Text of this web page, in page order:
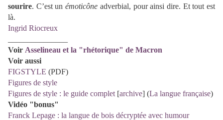
sourire. C’est unémoticône adverbial, pour ainsi dire. Et tout est
là.
Ingrid Riocreux
Voir Asselineau et la "rhétorique" de Macron
Voir aussi
FIGSTYLE (PDF)
Figures de style
Figures de style : le guide complet [archive] (La langue française)
Vidéo "bonus"
Franck Lepage : la langue de bois décryptée avec humour